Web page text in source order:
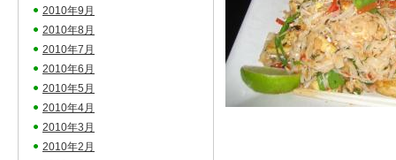
2010年9月
2010年8月
2010年7月
2010年6月
2010年5月
2010年4月
2010年3月
2010年2月